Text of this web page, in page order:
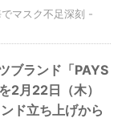
マスク不足深刻 -
ブランド「PAYS
2月22日（木）
ド立ち上げから